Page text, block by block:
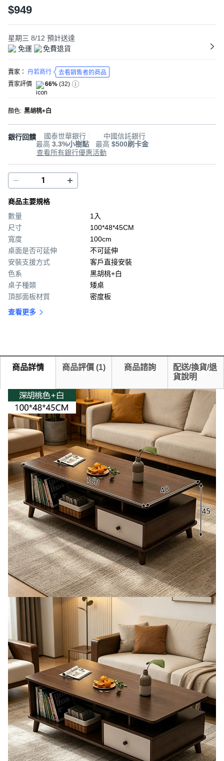
$949
星期三 8/12 預計送達
免運
免費退貨
賣家： 丹若商行
去看銷售者的商品
賣家評價
66% (32)
顏色: 黑胡桃+白
銀行回饋
國泰世華銀行
最高 3.3%小樹點
中國信託銀行
最高 $500刷卡金
查看所有銀行優惠活動
商品主要規格
數量
1入
尺寸
100*48*45CM
寬度
100cm
桌面是否可延伸
不可延伸
安裝支援方式
客戶直接安裝
色系
黑胡桃+白
桌子種類
矮桌
頂部面板材質
密度板
查看更多
商品詳情 商品評價 (1) 商品諮詢
配送/換貨/退
貨說明